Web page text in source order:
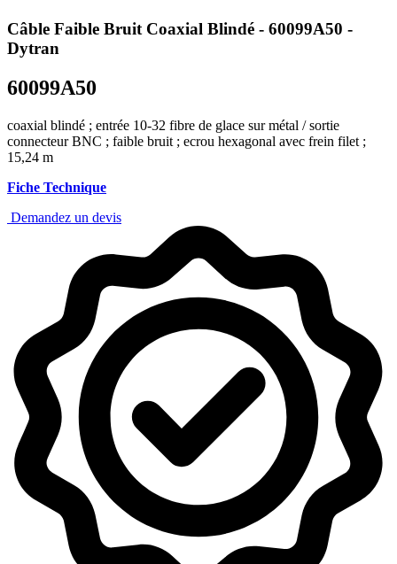
Câble Faible Bruit Coaxial Blindé - 60099A50 -
Dytran
60099A50
coaxial blindé ; entrée 10-32 fibre de glace sur métal / sortie
connecteur BNC ; faible bruit ; ecrou hexagonal avec frein filet ;
15,24 m
Fiche Technique
Demandez un devis